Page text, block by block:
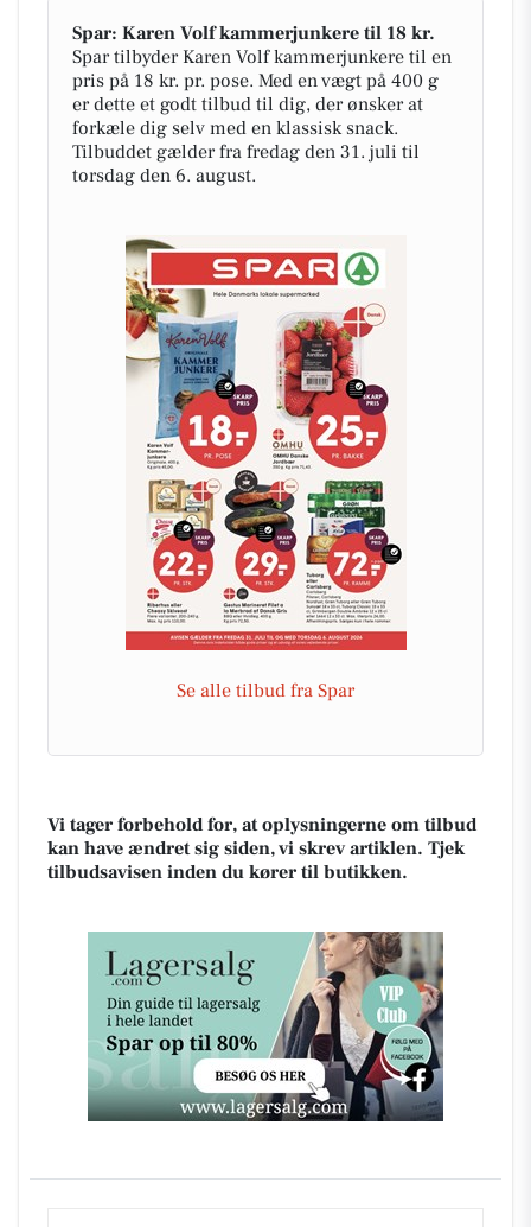
Spar: Karen Volf kammerjunkere til 18 kr.
Spar tilbyder Karen Volf kammerjunkere til en
pris på 18 kr. pr. pose. Med en vægt på 400 g
er dette et godt tilbud til dig, der ønsker at
forkæle dig selv med en klassisk snack.
Tilbuddet gælder fra fredag den 31. juli til
torsdag den 6. august.
Se alle tilbud fra Spar
Vi tager forbehold for, at oplysningerne om tilbud
kan have ændret sig siden, vi skrev artiklen. Tjek
tilbudsavisen inden du kører til butikken.